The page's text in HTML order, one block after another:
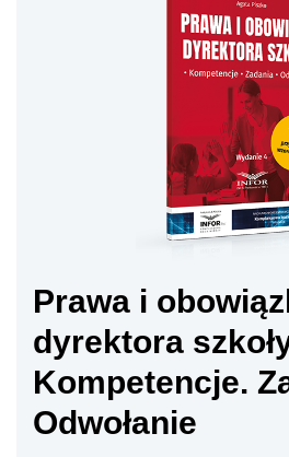
Prawa i
dyrektora
Kompetencje.
Odwołanie